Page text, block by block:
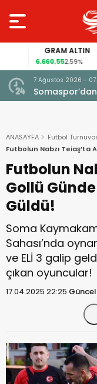
GRAM ALTIN
6.660,552,59%
Yola Transferi!
ANASAYFA
Futbol
Futbolun Nabzı Teiaş’ta
Futbolun
Gollü
Güldü!
Soma
Sahası’nda
ve ELİ 3 galip
çıkan oyuncular!
17.04.2025 22:25